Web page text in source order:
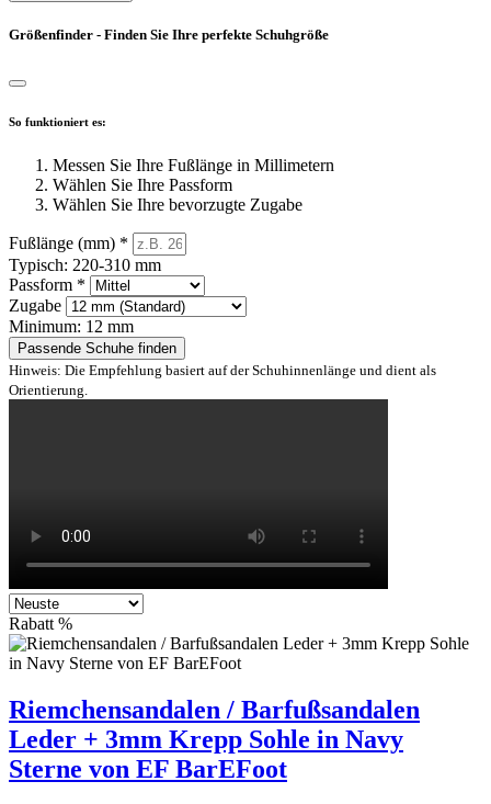
Größenfinder - Finden Sie Ihre perfekte Schuhgröße
So funktioniert es:
Messen Sie Ihre Fußlänge in Millimetern
Wählen Sie Ihre Passform
Wählen Sie Ihre bevorzugte Zugabe
Fußlänge (mm) *
Typisch: 220-310 mm
Passform *
Zugabe
Minimum: 12 mm
Passende Schuhe finden
Hinweis: Die Empfehlung basiert auf der Schuhinnenlänge und dient als
Orientierung.
Rabatt %
Riemchensandalen / Barfußsandalen
Leder + 3mm Krepp Sohle in Navy
Sterne von EF BarEFoot